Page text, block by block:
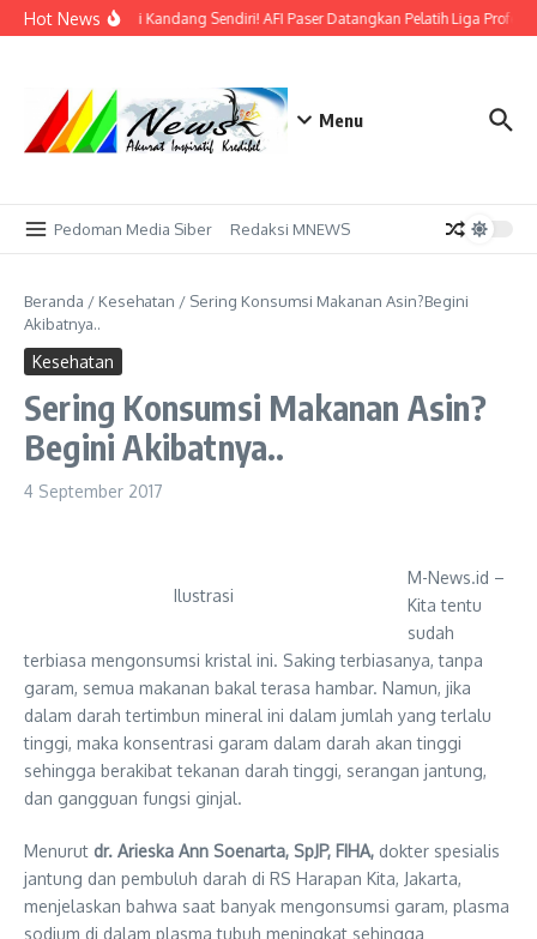
Lewati ke konten
Hot News
Bidik Emas di Kandang Sendiri! AFI Paser Datangkan Pelatih Liga
Menu
Pedoman Media Siber Redaksi MNEWS
Beranda / Kesehatan / Sering Konsumsi Makanan Asin?Begini
Akibatnya..
Kesehatan
Sering Konsumsi Makanan Asin?
Begini Akibatnya..
4 September 2017
Ilustrasi
M-News.id –
Kita tentu
sudah
terbiasa mengonsumsi kristal ini. Saking terbiasanya, tanpa
garam, semua makanan bakal terasa hambar. Namun, jika
dalam darah tertimbun mineral ini dalam jumlah yang terlalu
tinggi, maka konsentrasi garam dalam darah akan tinggi
sehingga berakibat tekanan darah tinggi, serangan jantung,
dan gangguan fungsi ginjal.
Menurut dr. Arieska Ann Soenarta, SpJP, FIHA, dokter spesialis
jantung dan pembuluh darah di RS Harapan Kita, Jakarta,
menjelaskan bahwa saat banyak mengonsumsi garam, plasma
sodium di dalam plasma tubuh meningkat sehingga